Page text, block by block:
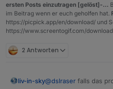
ersten Posts einzutragen [gelöst]-...
im Beitrag wenn er euch geholfen hat.
https://picpick.app/en/download/ und
https://www.screentogif.com/
2 Antworten
liv-in-sky@dslraser falls das